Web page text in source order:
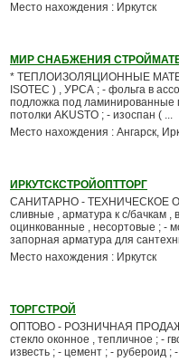
Место нахождения : Иркутск
МИР СНАБЖЕНИЯ
* ТЕПЛОИЗОЛЯЦИОННЫЕ
ISOTEC ) , УРСА ; - фольга в
подложка под
потолки AKUSTO ; - изоспан ( ...
Место нахождения : Ангарск,
ИРКУТСКСТРОЙОПТТОРГ
САНИТАРНО - ТЕХНИЧЕСКОЕ
сливные , арматура к с/бачкам ,
оцинкованные , несортовые ; -
запорная арматура для
Место нахождения : Иркутск
ТОРГСТРОЙ
ОПТОВО - РОЗНИЧНАЯ
стекло оконное , тепличное ; -
известь ; - цемент ; - рубероид